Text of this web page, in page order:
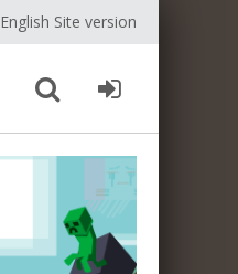
English Site version